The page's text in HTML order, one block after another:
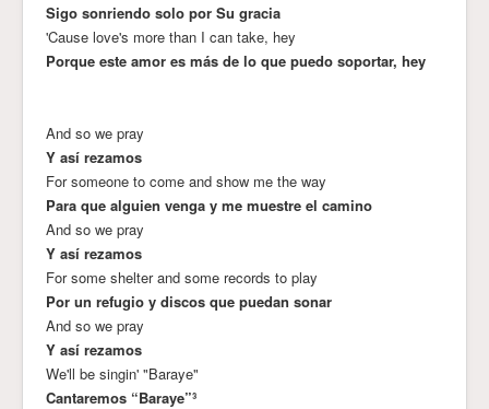
Sigo sonriendo solo por Su gracia
'Cause love's more than I can take, hey
Porque este amor es más de lo que puedo soportar, hey
And so we pray
Y así rezamos
For someone to come and show me the way
Para que alguien venga y me muestre el camino
And so we pray
Y así rezamos
For some shelter and some records to play
Por un refugio y discos que puedan sonar
And so we pray
Y así rezamos
We'll be singin' "Baraye"
Cantaremos “Baraye”³